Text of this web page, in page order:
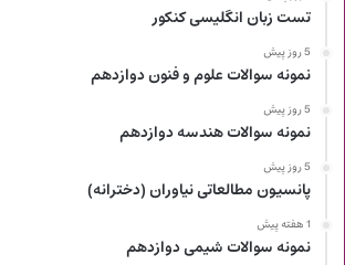
تست زبان انگلیسی کنکور
5 روز پیش
نمونه سوالات علوم و فنون دوازدهم
5 روز پیش
نمونه سوالات هندسه دوازدهم
5 روز پیش
پانسیون مطالعاتی نیاوران (دخترانه)
1 هفته پیش
نمونه سوالات شیمی دوازدهم